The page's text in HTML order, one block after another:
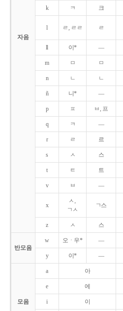
자음
k ㅋ 크
l ㄹ, ㄹㄹ ㄹ
ll 이* ―
m ㅁ ㅁ
n ㄴ ㄴ
ñ 니* ―
p ㅍ ㅂ, 프
q ㅋ ―
r ㄹ 르
s ㅅ 스
t ㅌ 트
v ㅂ ―
x
ㅅ,
ㄱㅅ
ㄱ스
z ㅅ 스
반모음
w 오ㆍ우* ―
y 이* ―
모음
a 아
e 에
i 이